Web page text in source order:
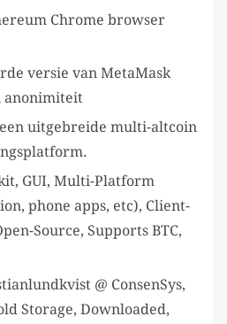
Chrome browser
versie van MetaMask
anonimiteit
uitgebreide multi-altcoin
GUI, Multi-Platform
phone apps, etc), Client-
Source, Supports BTC,
@ ConsenSys,
Storage, Downloaded,